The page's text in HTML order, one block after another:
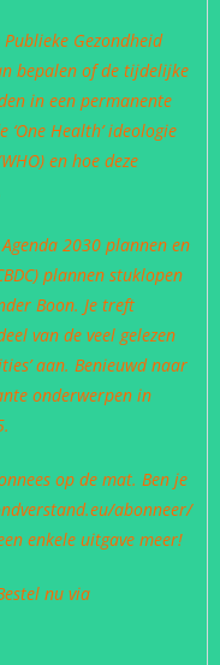
Gezondheid
bepalen of de tijdelijke
in een permanente
Health’ ideologie
en hoe deze
2030 plannen en
plannen stuklopen
Boon. Je treft
van de veel gelezen
aan. Benieuwd naar
onderwerpen in
op de mat. Ben je
abonneer/
enkele uitgave meer!
nu via